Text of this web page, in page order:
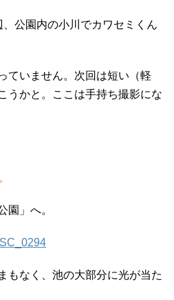
、公園内の小川でカワセミくん
ていません。次回は短い（軽
うかと。ここは手持ち撮影にな
園」へ。
もなく、池の大部分に光が当た